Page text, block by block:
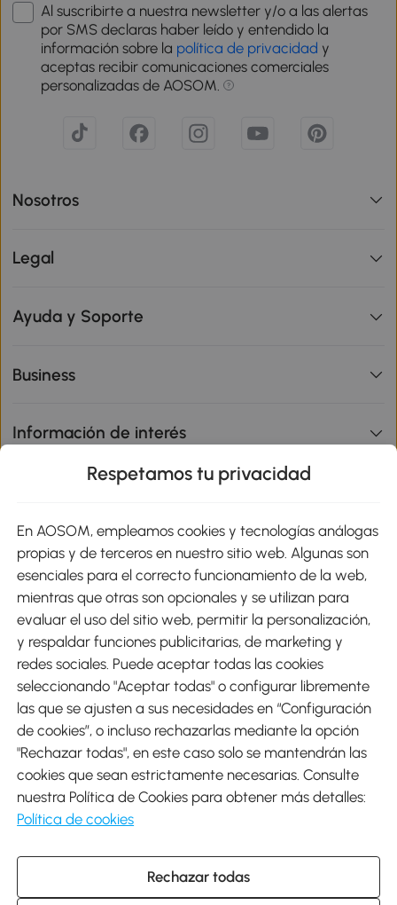
Al suscribirte a nuestra newsletter y/o a las alertas
por SMS declaras haber leído y entendido la
información sobre la política de privacidad y
aceptas recibir comunicaciones comerciales
personalizadas de AOSOM.
Nosotros
Legal
Ayuda y Soporte
Business
Información de interés
Métodos de Pago
Envíos
Descargar Aosom App
Google Play
931 29 45 12 (L-V de 8:30 a 17:30h)
Respetamos tu privacidad
En AOSOM, empleamos cookies y tecnologías análogas
propias y de terceros en nuestro sitio web. Algunas son
esenciales para el correcto funcionamiento de la web,
mientras que otras son opcionales y se utilizan para
evaluar el uso del sitio web, permitir la personalización,
y respaldar funciones publicitarias, de marketing y
redes sociales. Puede aceptar todas las cookies
seleccionando "Aceptar todas" o configurar libremente
las que se ajusten a sus necesidades en “Configuración
de cookies”, o incluso rechazarlas mediante la opción
"Rechazar todas", en este caso solo se mantendrán las
cookies que sean estrictamente necesarias. Consulte
nuestra Política de Cookies para obtener más detalles:
Política de cookies
Rechazar todas